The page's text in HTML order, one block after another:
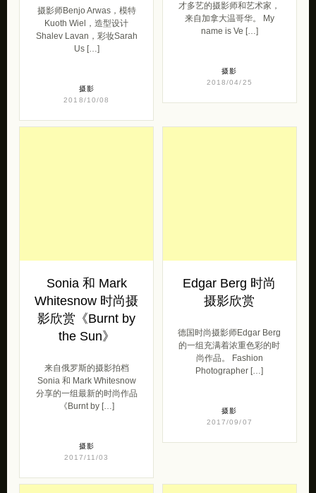
摄影师Benjo Arwas，模特
Kuoth Wiel，造型设计
Shalev Lavan，彩妆Sarah
Us […]
摄影
2018/10/08
才多艺的摄影师和艺术家，
来自加拿大温哥华。 My
name is Ve […]
摄影
2018/04/25
Sonia 和 Mark
Whitesnow 时尚摄
影欣赏《Burnt by
the Sun》
来自俄罗斯的摄影拍档
Sonia 和 Mark Whitesnow
分享的一组最新的时尚作品
《Burnt by […]
摄影
2017/11/03
Edgar Berg 时尚
摄影欣赏
德国时尚摄影师Edgar Berg
的一组充满着浓重色彩的时
尚作品。 Fashion
Photographer […]
摄影
2017/09/07